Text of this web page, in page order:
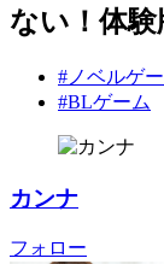
ない！体験
#ノベルゲ
#BLゲーム
カンナ
フォロー